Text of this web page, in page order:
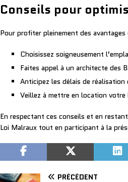
Conseils pour
Pour profiter pleinement des
Choisissez soigneusement
Faites appel à un architecte des
Anticipez les délais de
Veillez à mettre en location
En respectant ces conseils et en
Loi Malraux tout en participant à la
PRÉCÉDENT